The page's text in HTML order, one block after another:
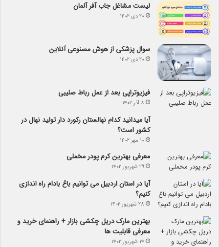
لیست مشاغل جاب آفر آلمان
۲۰ دی ۱۴۰۲
سوال پزشکی از هوش مصنوعی آنلاین
۲۰ دی ۱۴۰۲
فیزیوتراپی بعد از عمل رباط صلیبی
۸ آذر ۱۴۰۲
آیا می­دانید کدام نهالستان رکورد دار تولید نهال­ در
کشور است؟
۱۰ مهر ۱۴۰۲
معرفی بهترین کرم پودر مخملی
۲۹ شهریور ۱۴۰۲
آیا در استان اردبیل می توانیم باغ بادام راه اندازی
کنیم؟
۲۸ شهریور ۱۴۰۲
بهترین مارک دریل چکشی بازار + راهنمای خرید و
معرفی قابلیت ها
۱۴ شهریور ۱۴۰۲